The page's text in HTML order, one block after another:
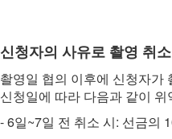
신청자의 사유로 촬영 취
촬영일 협의 이후에 신청자가
신청일에 따라 다음과 같이
- 6일~7일 전 취소 시: 선금의